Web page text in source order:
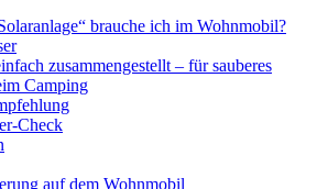
brauche ich im Wohnmobil?
zusammengestellt – für sauberes
Camping
Check
auf dem Wohnmobil